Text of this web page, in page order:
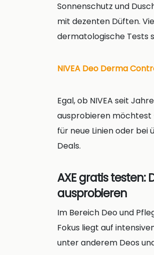
Sonnenschutz und
mit dezenten Düften.
dermatologische Tests
NIVEA Deo Derma
Egal, ob NIVEA seit
ausprobieren möchtest
für neue Linien oder
Deals.
AXE gratis
ausprobieren
Im Bereich Deo und
Fokus liegt auf
unter anderem Deos